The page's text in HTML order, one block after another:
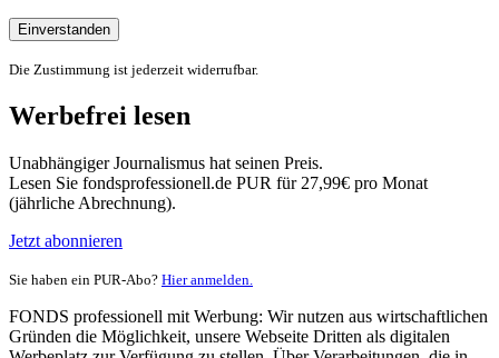
Einverstanden
Die Zustimmung ist jederzeit widerrufbar.
Werbefrei lesen
Unabhängiger Journalismus hat seinen Preis.
Lesen Sie fondsprofessionell.de PUR für 27,99€ pro Monat
(jährliche Abrechnung).
Jetzt abonnieren
Sie haben ein PUR-Abo? Hier anmelden.
FONDS professionell mit Werbung: Wir nutzen aus wirtschaftlichen
Gründen die Möglichkeit, unsere Webseite Dritten als digitalen